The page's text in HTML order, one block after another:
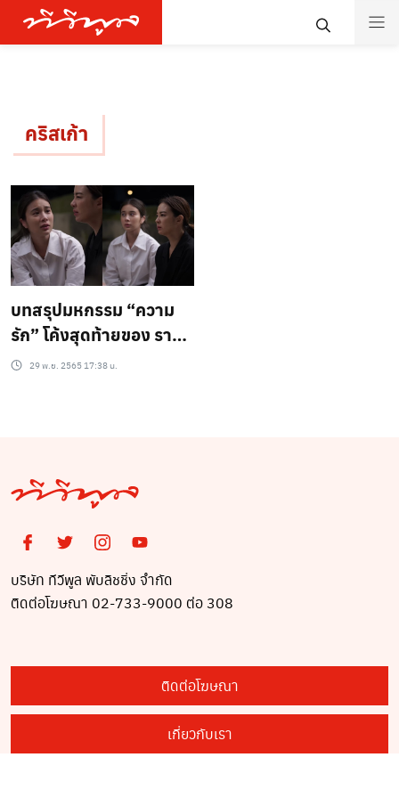
คริสเก้า
บทสรุปมหกรรม “ความ
รัก” โค้งสุดท้ายของ ราก
แก้ว (ตอนจบ)
29 พ.ย. 2565 17:38 น.
บริษัท ทีวีพูล พับลิชชิ่ง จำกัด
ติดต่อโฆษณา 02-733-9000 ต่อ 308
ติดต่อโฆษณา
เกี่ยวกับเรา